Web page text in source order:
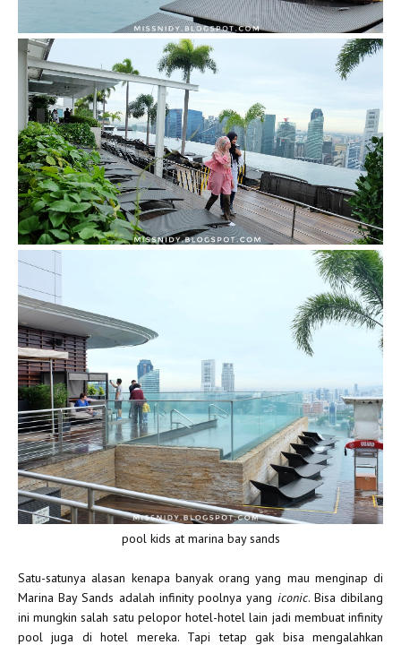
pool kids at marina bay sands
Satu-satunya alasan kenapa banyak orang yang mau menginap di
Marina Bay Sands adalah infinity poolnya yang iconic. Bisa dibilang
ini mungkin salah satu pelopor hotel-hotel lain jadi membuat infinity
pool juga di hotel mereka. Tapi tetap gak bisa mengalahkan